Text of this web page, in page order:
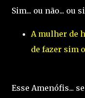
Sim... ou não... ou
A mulher de
de fazer sim
Esse Amenófis...